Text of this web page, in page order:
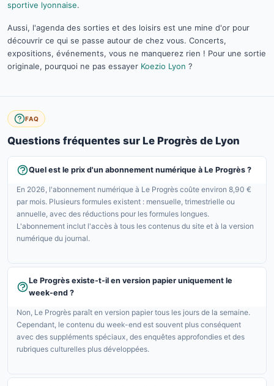
sportive lyonnaise.
Aussi, l'agenda des sorties et des loisirs est une mine d'or pour
découvrir ce qui se passe autour de chez vous. Concerts,
expositions, événements, vous ne manquerez rien ! Pour une sortie
originale, pourquoi ne pas essayer Koezio Lyon ?
FAQ
Questions fréquentes sur Le Progrès de Lyon
Quel est le prix d'un abonnement numérique à Le Progrès ?
En 2026, l'abonnement numérique à Le Progrès coûte environ 8,90 €
par mois. Plusieurs formules existent : mensuelle, trimestrielle ou
annuelle, avec des réductions pour les formules longues.
L'abonnement inclut l'accès à tous les contenus du site et à la version
numérique du journal.
Le Progrès existe-t-il en version papier uniquement le
week-end ?
Non, Le Progrès paraît en version papier tous les jours de la semaine.
Cependant, le contenu du week-end est souvent plus conséquent
avec des suppléments spéciaux, des enquêtes approfondies et des
rubriques culturelles plus développées.